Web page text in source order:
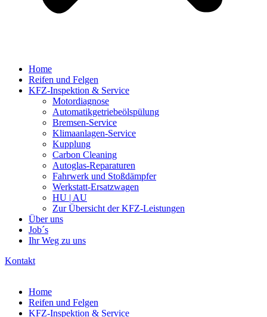
Home
Reifen und Felgen
KFZ-Inspektion & Service
Motordiagnose
Automatikgetriebeölspülung
Bremsen-Service
Klimaanlagen-Service
Kupplung
Carbon Cleaning
Autoglas-Reparaturen
Fahrwerk und Stoßdämpfer
Werkstatt-Ersatzwagen
HU | AU
Zur Übersicht der KFZ-Leistungen
Über uns
Job´s
Ihr Weg zu uns
Kontakt
Home
Reifen und Felgen
KFZ-Inspektion & Service